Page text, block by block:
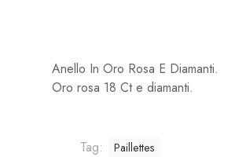
Anello In Oro Rosa E Diamanti.
Oro rosa 18 Ct e diamanti.
Tag: Paillettes